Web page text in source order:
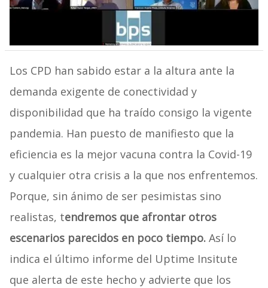
Los CPD han sabido estar a la altura ante la
demanda exigente de conectividad y
disponibilidad que ha traído consigo la vigente
pandemia. Han puesto de manifiesto que la
eficiencia es la mejor vacuna contra la Covid-19
y cualquier otra crisis a la que nos enfrentemos.
Porque, sin ánimo de ser pesimistas sino
realistas, tendremos que afrontar otros
escenarios parecidos en poco tiempo. Así lo
indica el último informe del Uptime Insitute
que alerta de este hecho y advierte que los